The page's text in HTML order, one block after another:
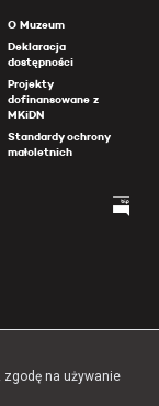
O Muzeum
Deklaracja
dostępności
Projekty
dofinansowane z
MKiDN
Standardy ochrony
małoletnich
na używanie